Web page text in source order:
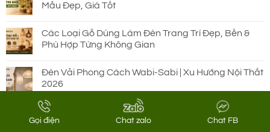
Gọi điện Chat zalo Chat FB
Mẫu Đẹp, Giá Tốt
Các Loại Gỗ Dùng Làm Đèn Trang Trí Đẹp, Bền &
Phù Hợp Từng Không Gian
Đèn Vải Phong Cách Wabi-Sabi | Xu Hướng Nội Thất
2026
Đèn Vải Xếp Ly Trang Trí Hàn Quốc – Xu Hướng
Decor Được Kiến Trúc Sư Ưa Chuộng 2026